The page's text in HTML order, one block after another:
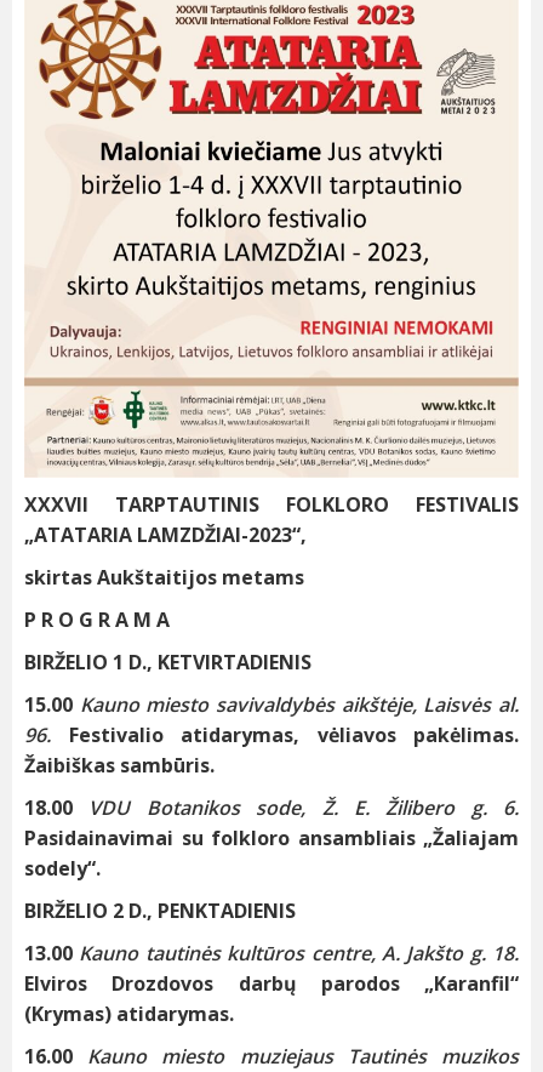
XXXVII TARPTAUTINIS FOLKLORO FESTIVALIS
„ATATARIA LAMZDŽIAI-2023“,
skirtas Aukštaitijos metams
P R O G R A M A
BIRŽELIO 1 D., KETVIRTADIENIS
15.00 Kauno miesto savivaldybės aikštėje, Laisvės al.
96. Festivalio atidarymas, vėliavos pakėlimas.
Žaibiškas sambūris.
18.00
VDU Botanikos sode, Ž. E. Žilibero g. 6.
Pasidainavimai su folkloro ansambliais „Žaliajam
sodely“.
BIRŽELIO 2 D., PENKTADIENIS
13.00 Kauno tautinės kultūros centre, A. Jakšto g. 18.
Elviros Drozdovos darbų parodos „Karanfil“
(Krymas) atidarymas.
16.00 Kauno miesto muziejaus Tautinės muzikos